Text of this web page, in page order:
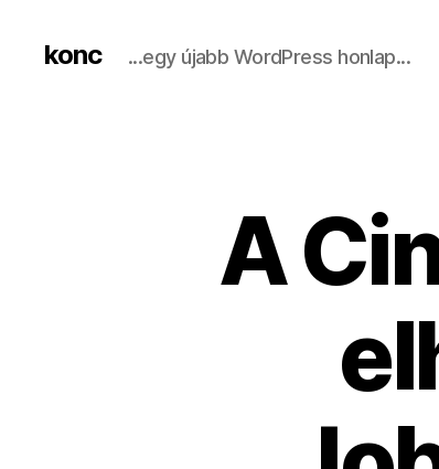
konc ...egy újabb WordPress honlap...
A